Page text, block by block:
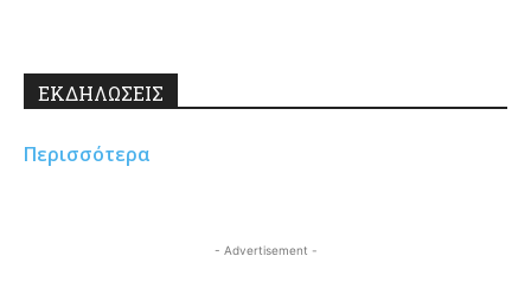
ΕΚΔΗΛΩΣΕΙΣ
Περισσότερα
- Advertisement -